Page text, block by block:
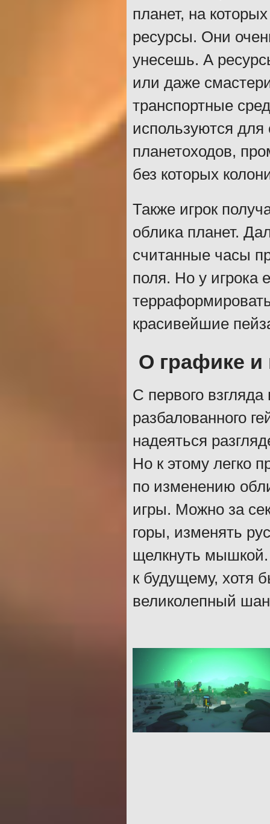
планет, на
ресурсы. Они
унесешь. А
или даже
транспортные
используются
планетоходов,
без которых
Также игрок
облика планет.
считанные часы
поля. Но у игрока
красивейшие
О графике
С первого
разбалованного
надеяться
Но к этому легко
по изменению
игры. Можно за
горы, изменять
щелкнуть мышкой.
к будущему, хотя
великолепный